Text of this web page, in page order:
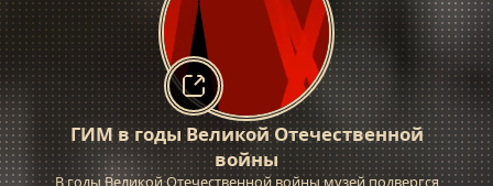
ГИМ в годы Великой Отечественной
войны
В годы Великой Отечественной войны музей подвергся